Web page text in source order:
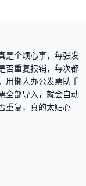
是个烦心事，每张发
否重复报销，每次都
用懒人办公发票助手
全部导入，就会自动
重复，真的太贴心